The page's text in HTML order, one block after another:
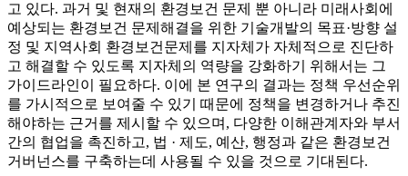
고 있다. 과거 및 현재의 환경보건 문제 뿐 아니라 미래사회에
예상되는 환경보건 문제해결을 위한 기술개발의 목표·방향 설
정 및 지역사회 환경보건문제를 지자체가 자체적으로 진단하
고 해결할 수 있도록 지자체의 역량을 강화하기 위해서는 그
가이드라인이 필요하다. 이에 본 연구의 결과는 정책 우선순위
를 가시적으로 보여줄 수 있기 때문에 정책을 변경하거나 추진
해야하는 근거를 제시할 수 있으며, 다양한 이해관계자와 부서
간의 협업을 촉진하고, 법 · 제도, 예산, 행정과 같은 환경보건
거버넌스를 구축하는데 사용될 수 있을 것으로 기대된다.